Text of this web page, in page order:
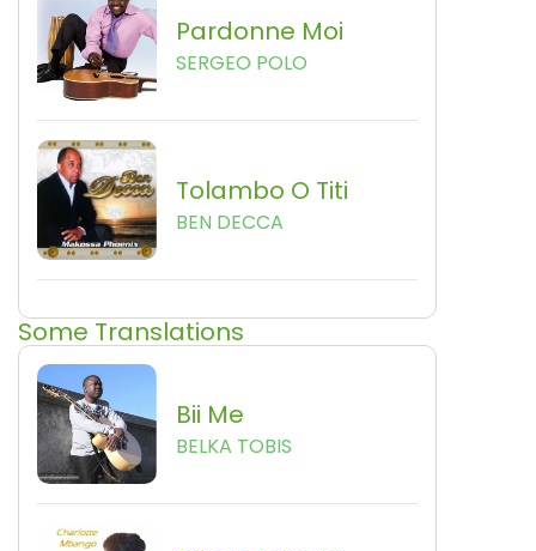
Pardonne Moi
SERGEO POLO
Tolambo O Titi
BEN DECCA
Some Translations
Bii Me
BELKA TOBIS